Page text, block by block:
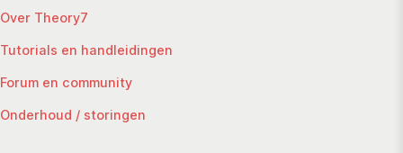
Over Theory7
Tutorials en handleidingen
Forum en community
Onderhoud / storingen